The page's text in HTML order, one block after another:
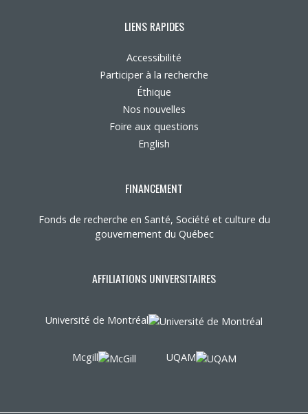
LIENS RAPIDES
Accessibilité
Participer à la recherche
Éthique
Nos nouvelles
Foire aux questions
English
FINANCEMENT
Fonds de recherche en Santé, Société et culture du
gouvernement du Québec
AFFILIATIONS UNIVERSITAIRES
Université de Montréal
Mcgill UQAM